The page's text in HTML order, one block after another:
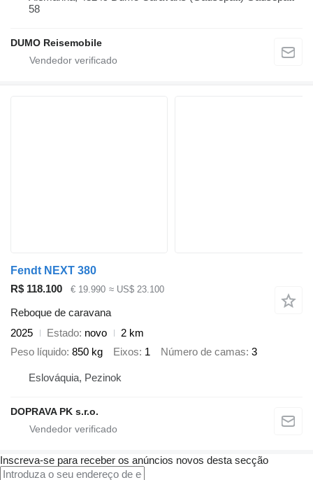
58
DUMO Reisemobile
Fendt NEXT 380
R$ 118.100
€ 19.990 ≈ US$ 23.100
Reboque de caravana
2025
Estado novo
2 km
Peso líquido 850 kg Eixos 1 Número de camas 3
Eslováquia, Pezinok
DOPRAVA PK s.r.o.
Inscreva-se para receber os anúncios novos desta secção